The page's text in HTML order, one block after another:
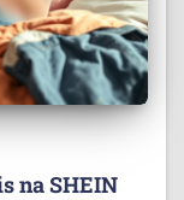
na SHEIN